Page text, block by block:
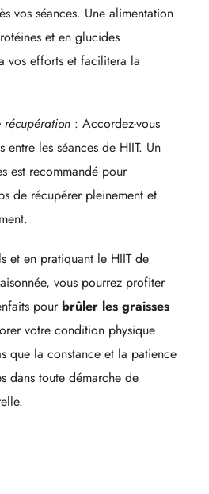
vos séances. Une alimentation
et en glucides
vos efforts et facilitera la
récupération : Accordez-vous
entre les séances de HIIT. Un
est recommandé pour
de récupérer pleinement et
et en pratiquant le HIIT de
vous pourrez profiter
pour brûler les graisses
votre condition physique
que la constance et la patience
dans toute démarche de